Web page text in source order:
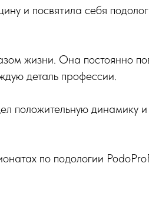
и посвятила себя
жизни. Она постоянно
деталь профессии.
положительную динамику
по подологии